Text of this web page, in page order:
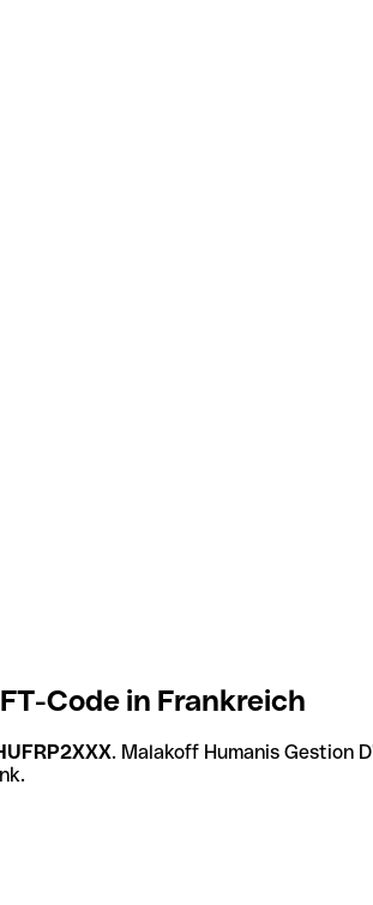
Code in Frankreich
. Malakoff Humanis Gestion